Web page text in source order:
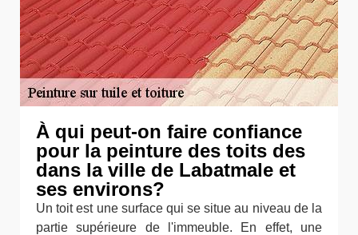
À qui peut-on faire confiance
pour la peinture des toits des
dans la ville de Labatmale et
ses environs?
Un toit est une surface qui se situe au niveau de la
partie supérieure de l'immeuble. En effet, une